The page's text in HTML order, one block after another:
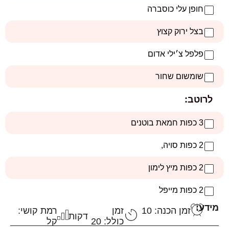
חופן עלי כוסברה
בצל ירוק קצוץ
פלפל צ׳ילי אדום
שומשום שחור
לרוטב:
3 כפות חמאת בוטנים
2 כפות סויה,
2 כפות מיץ לימון
2 כפות מייפל
מידע: זמן הכנה: 10
זמן
כולל: 20
דקות
רמת קושי:
קל